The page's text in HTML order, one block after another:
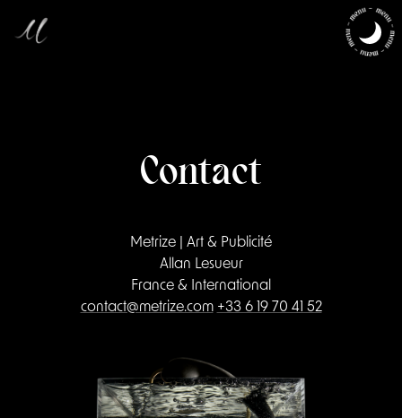
Contact
Metrize | Art & Publicité
Allan Lesueur
France & International
contact@metrize.com +33 6 19 70 41 52